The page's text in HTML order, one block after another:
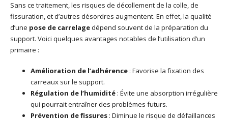
Sans ce traitement, les risques de décollement de la colle, de
fissuration, et d’autres désordres augmentent. En effet, la qualité
d’une pose de carrelagedépend souvent de la préparation du
support. Voici quelques avantages notables de l’utilisation d’un
primaire :
Amélioration de l’adhérence : Favorise la fixation des
carreaux sur le support.
Régulation de l’humidité : Évite une absorption irrégulière
qui pourrait entraîner des problèmes futurs.
Prévention de fissures : Diminue le risque de défaillances